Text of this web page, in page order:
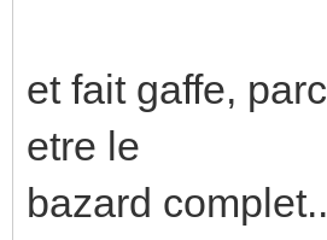
et fait gaffe,
etre le
bazard